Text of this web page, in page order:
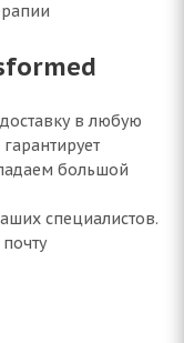
в любую
большой
специалистов.